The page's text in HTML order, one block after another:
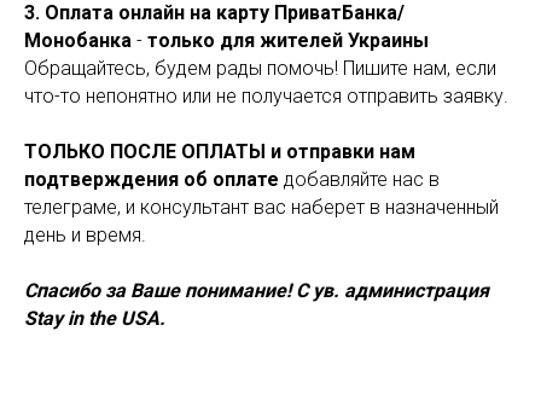
3. Оплата онлайн на карту ПриватБанка/
Монобанка - только для жителей Украины
Обращайтесь, будем рады помочь! Пишите нам, если
что-то непонятно или не получается отправить заявку.
ТОЛЬКО ПОСЛЕ ОПЛАТЫ и отправки нам
подтверждения об оплате добавляйте нас в
телеграме, и консультант вас наберет в назначенный
день и время.
Спасибо за Ваше понимание! С ув. администрация
Stay in the USA.